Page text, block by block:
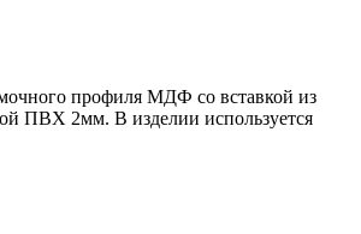
профиля МДФ со вставкой из
ПВХ 2мм. В изделии используется